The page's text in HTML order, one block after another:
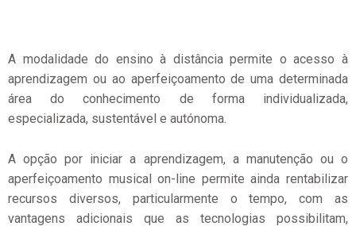
A modalidade do ensino à distância permite o acesso à
aprendizagem ou ao aperfeiçoamento de uma determinada
área do conhecimento de forma individualizada,
especializada, sustentável e autónoma.
A opção por iniciar a aprendizagem, a manutenção ou o
aperfeiçoamento musical on-line permite ainda rentabilizar
recursos diversos, particularmente o tempo, com as
vantagens adicionais que as tecnologias possibilitam,